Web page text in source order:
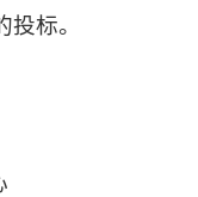
标。